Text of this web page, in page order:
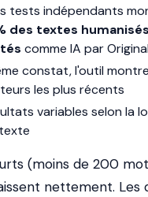
tests indépendants
des textes
comme IA par
constat, l'outil
les plus récents
variables selon la
(moins de 200
nettement. Les